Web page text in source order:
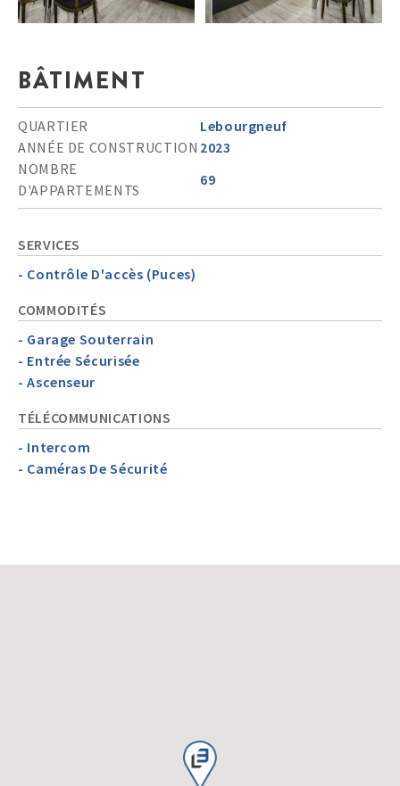
BÂTIMENT
QUARTIER
Lebourgneuf
ANNÉE DE CONSTRUCTION 2023
NOMBRE
D'APPARTEMENTS
69
SERVICES
- Contrôle D'accès (Puces)
COMMODITÉS
- Garage Souterrain
- Entrée Sécurisée
- Ascenseur
TÉLÉCOMMUNICATIONS
- Intercom
- Caméras De Sécurité